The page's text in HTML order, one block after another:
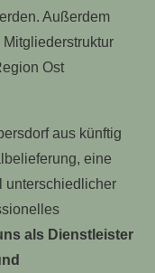
Außerdem
Ost
aus künftig
eine
unterschiedlicher
als Dienstleister